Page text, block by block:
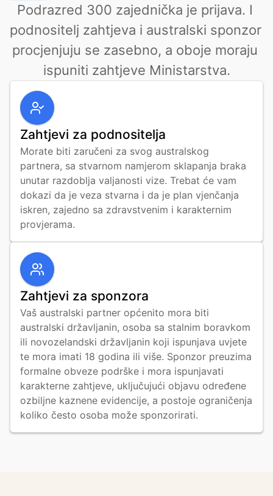
Podrazred 300 zajednička je prijava. I
podnositelj zahtjeva i australski sponzor
procjenjuju se zasebno, a oboje moraju
ispuniti zahtjeve Ministarstva.
Zahtjevi za podnositelja
Morate biti zaručeni za svog australskog
partnera, sa stvarnom namjerom sklapanja braka
unutar razdoblja valjanosti vize. Trebat će vam
dokazi da je veza stvarna i da je plan vjenčanja
iskren, zajedno sa zdravstvenim i karakternim
provjerama.
Zahtjevi za sponzora
Vaš australski partner općenito mora biti
australski državljanin, osoba sa stalnim boravkom
ili novozelandski državljanin koji ispunjava uvjete
te mora imati 18 godina ili više. Sponzor preuzima
formalne obveze podrške i mora ispunjavati
karakterne zahtjeve, uključujući objavu određene
ozbiljne kaznene evidencije, a postoje ograničenja
koliko često osoba može sponzorirati.